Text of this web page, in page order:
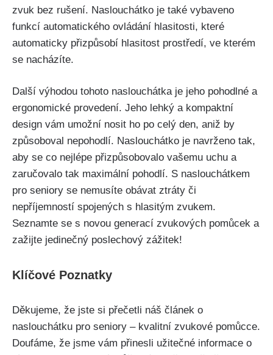
zvuk bez rušení. Naslouchátko je také vybaveno
funkcí automatického ovládání hlasitosti, které
automaticky přizpůsobí hlasitost prostředí, ve kterém
se nacházíte.
Další výhodou tohoto naslouchátka je jeho pohodlné a
ergonomické provedení. Jeho lehký a kompaktní
design vám umožní nosit ho po celý den, aniž by
způsoboval nepohodlí. Naslouchátko je navrženo tak,
aby se co nejlépe přizpůsobovalo vašemu uchu a
zaručovalo tak maximální pohodlí. S naslouchátkem
pro seniory se nemusíte obávat ztráty či
nepříjemností spojených s hlasitým zvukem.
Seznamte se s novou generací zvukových pomůcek a
zažijte jedinečný poslechový zážitek!
Klíčové Poznatky
Děkujeme, že jste si přečetli náš článek o
naslouchátku pro seniory – kvalitní zvukové pomůcce.
Doufáme, že jsme vám přinesli užitečné informace o